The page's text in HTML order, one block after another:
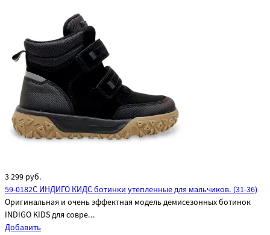
3 299 руб.
59-0182C ИНДИГО КИДС ботинки утепленные для мальчиков. (31-36)
Оригинальная и очень эффектная модель демисезонных ботинок
INDIGO KIDS для совре...
Добавить